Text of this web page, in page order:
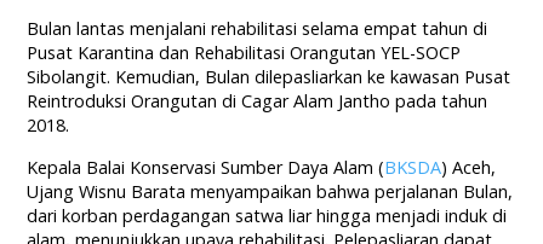
Bulan lantas menjalani rehabilitasi selama empat tahun di
Pusat Karantina dan Rehabilitasi Orangutan YEL-SOCP
Sibolangit. Kemudian, Bulan dilepasliarkan ke kawasan Pusat
Reintroduksi Orangutan di Cagar Alam Jantho pada tahun
2018.
Kepala Balai Konservasi Sumber Daya Alam (BKSDA) Aceh,
Ujang Wisnu Barata menyampaikan bahwa perjalanan Bulan,
dari korban perdagangan satwa liar hingga menjadi induk di